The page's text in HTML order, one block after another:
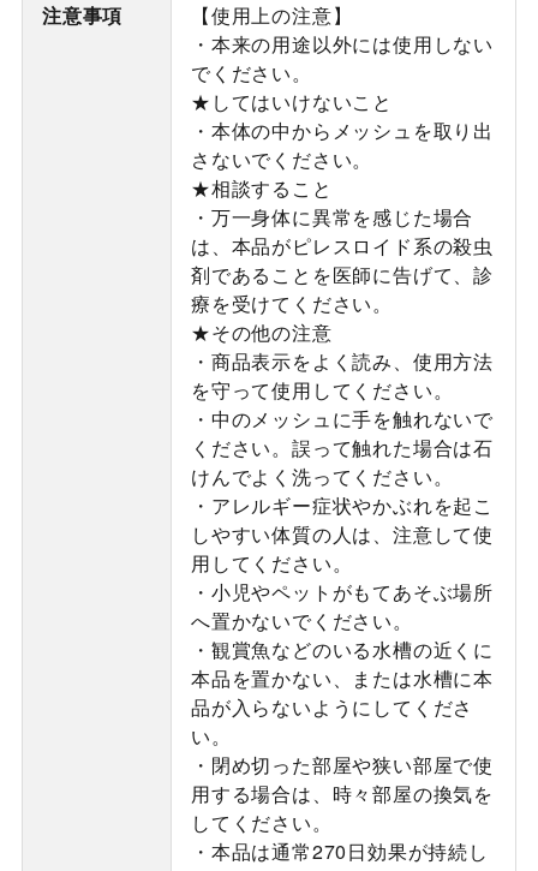
注意事項
【使用上の注意】
・本来の用途以外には使用しない
でください。
★してはいけないこと
・本体の中からメッシュを取り出
さないでください。
★相談すること
・万一身体に異常を感じた場合
は、本品がピレスロイド系の殺虫
剤であることを医師に告げて、診
療を受けてください。
★その他の注意
・商品表示をよく読み、使用方法
を守って使用してください。
・中のメッシュに手を触れないで
ください。誤って触れた場合は石
けんでよく洗ってください。
・アレルギー症状やかぶれを起こ
しやすい体質の人は、注意して使
用してください。
・小児やペットがもてあそぶ場所
へ置かないでください。
・観賞魚などのいる水槽の近くに
本品を置かない、または水槽に本
品が入らないようにしてくださ
い。
・閉め切った部屋や狭い部屋で使
用する場合は、時々部屋の換気を
してください。
・本品は通常270日効果が持続し